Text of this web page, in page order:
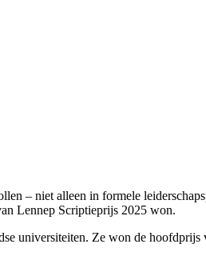
– niet alleen in formele
Lennep Scriptieprijs 2025 won.
universiteiten. Ze won de hoofdprijs